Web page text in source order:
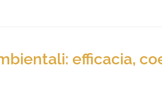
efficacia,